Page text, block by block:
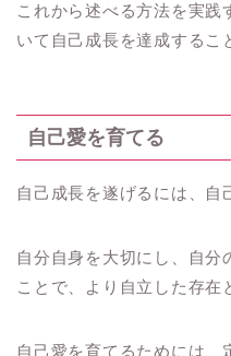
これから述べる方法を実践
いて自己成長を達成するこ
自己愛を育てる
自己成長を遂げるには、自
自分自身を大切にし、自分
ことで、より自立した存在
自己愛を育てるためには、